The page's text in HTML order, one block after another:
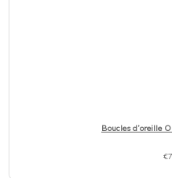
Boucles d’oreille
€